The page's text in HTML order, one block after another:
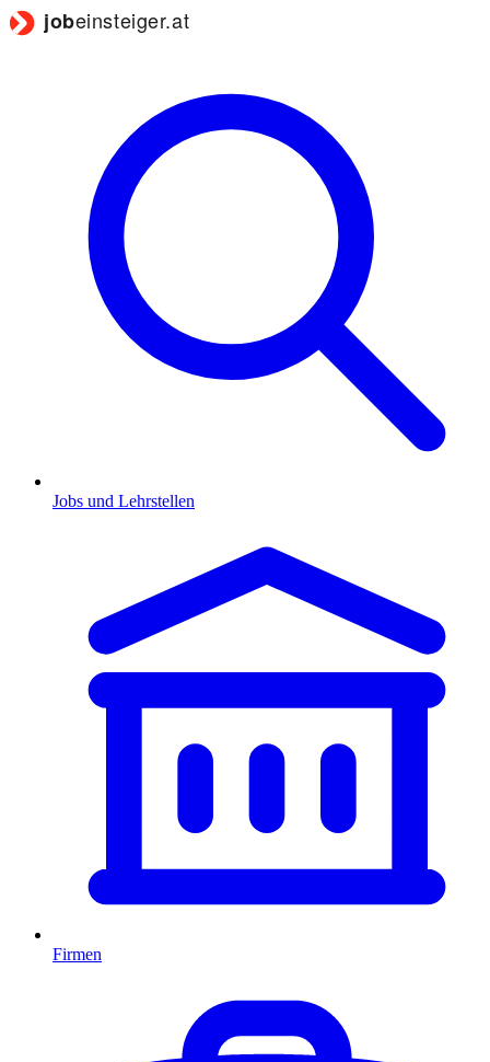
Jobs und Lehrstellen
Firmen